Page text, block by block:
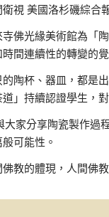
視 美國洛杉磯綜合
佛光緣美術館為「
間連續性的轉變的
陶杯、器皿，都是
道」持續認證學生，
大家分享陶瓷製作過
可能性。
教的體現，人間佛